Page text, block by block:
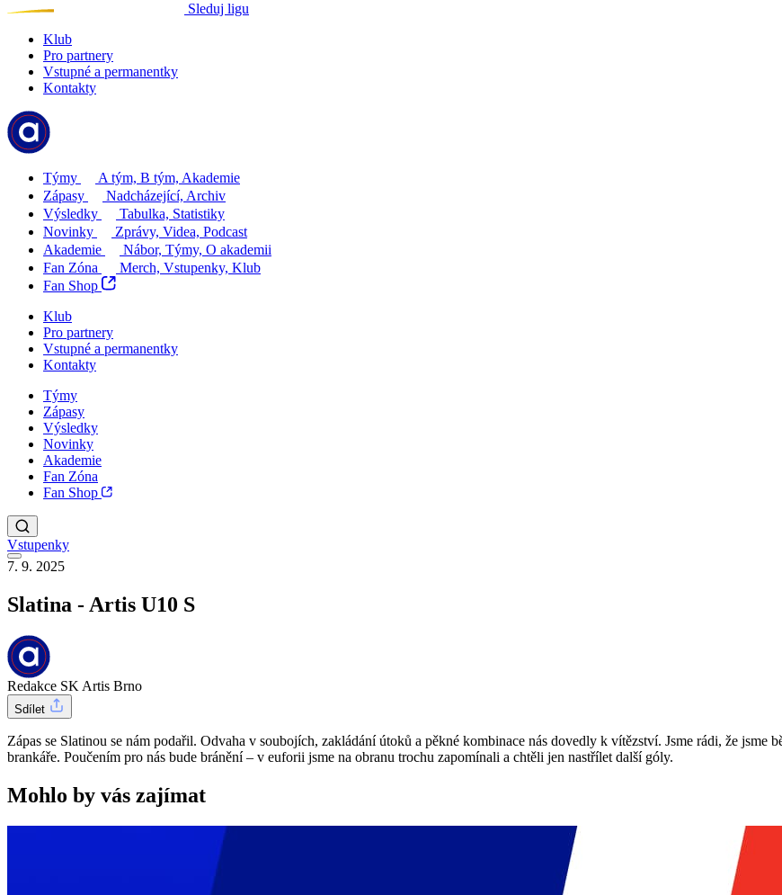
Sleduj ligu
Klub
Pro partnery
Vstupné a permanentky
Kontakty
Týmy
A tým, B tým, Akademie
Zápasy
Nadcházející, Archiv
Výsledky
Tabulka, Statistiky
Novinky
Zprávy, Videa, Podcast
Akademie
Nábor, Týmy, O akademii
Fan Zóna
Merch, Vstupenky, Klub
Fan Shop
Klub
Pro partnery
Vstupné a permanentky
Kontakty
Týmy
Zápasy
Výsledky
Novinky
Akademie
Fan Zóna
Fan Shop
Vstupenky
7. 9. 2025
Slatina - Artis U10 S
Redakce SK Artis Brno
Sdílet
Zápas se Slatinou se nám podařil. Odvaha v soubojích, zakládání útoků a pěkné kombinace nás dovedly k vítězství. Jsme rádi, že jsme
brankáře. Poučením pro nás bude bránění – v euforii jsme na obranu trochu zapomínali a chtěli jen nastřílet další góly.
Mohlo by vás zajímat